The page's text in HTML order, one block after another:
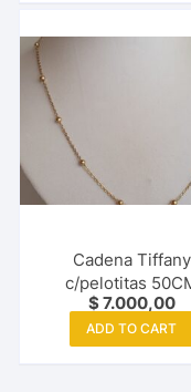
Cadena Tiffany
c/pelotitas
$7.000,00
ADD TO CART